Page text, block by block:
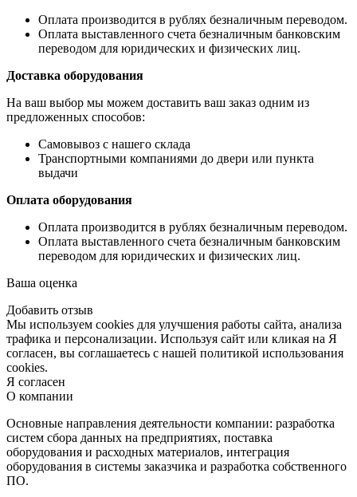
Оплата производится в рублях безналичным переводом.
Оплата выставленного счета безналичным банковским
переводом для юридических и физических лиц.
Доставка оборудования
На ваш выбор мы можем доставить ваш заказ одним из
предложенных способов:
Самовывоз с нашего склада
Транспортными компаниями до двери или пункта
выдачи
Оплата оборудования
Оплата производится в рублях безналичным переводом.
Оплата выставленного счета безналичным банковским
переводом для юридических и физических лиц.
Ваша оценка
Добавить отзыв
Мы используем cookies для улучшения работы сайта, анализа
трафика и персонализации. Используя сайт или кликая на Я
согласен, вы соглашаетесь с нашей политикой использования
cookies.
Я согласен
О компании
Основные направления деятельности компании: разработка
систем сбора данных на предприятиях, поставка
оборудования и расходных материалов, интеграция
оборудования в системы заказчика и разработка собственного
ПО.